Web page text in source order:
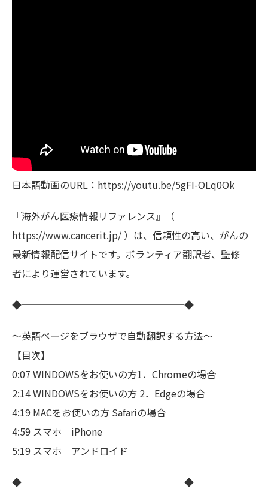
日本語動画のURL：https://youtu.be/5gFI-OLq0Ok
『海外がん医療情報リファレンス』（
https://www.cancerit.jp/ ）は、信頼性の高い、がんの
最新情報配信サイトです。ボランティア翻訳者、監修
者により運営されています。
◆─────────────────◆
～英語ページをブラウザで自動翻訳する方法～
【目次】
0:07 WINDOWSをお使いの方1．Chromeの場合
2:14 WINDOWSをお使いの方 2．Edgeの場合
4:19 MACをお使いの方 Safariの場合
4:59 スマホ iPhone
5:19 スマホ アンドロイド
◆─────────────────◆